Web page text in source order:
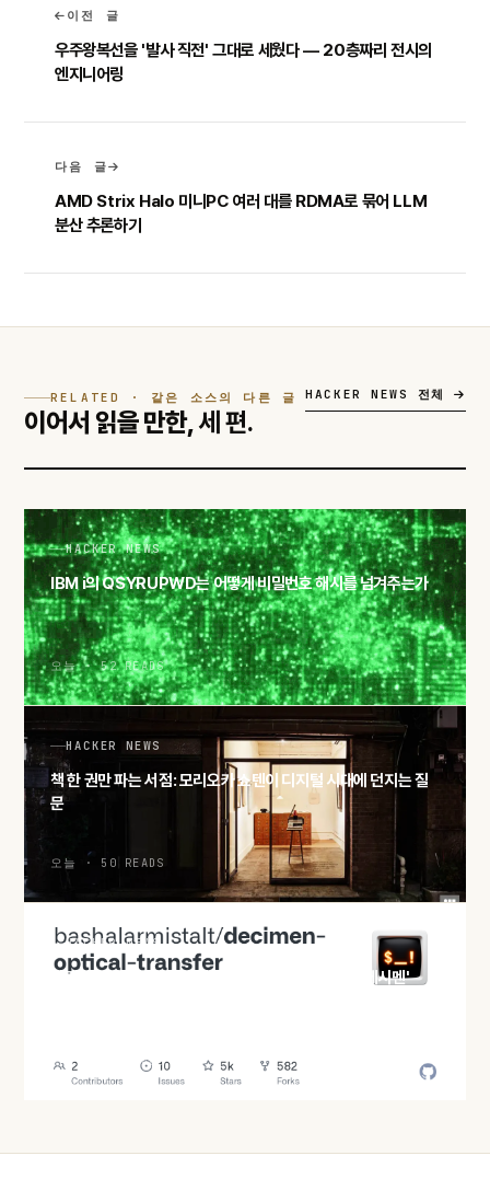
이전 글
우주왕복선을 '발사 직전' 그대로 세웠다 — 20층짜리 전시의
엔지니어링
다음 글
AMD Strix Halo 미니PC 여러 대를 RDMA로 묶어 LLM
분산 추론하기
RELATED · 같은 소스의 다른 글
이어서 읽을 만한,세 편.
HACKER NEWS 전체
HACKER NEWS
IBM i의 QSYRUPWD는 어떻게 비밀번호 해시를 넘겨주는가
오늘 · 52 READS
HACKER NEWS
책 한 권만 파는 서점: 모리오카 쇼텐이 디지털 시대에 던지는 질
문
오늘 · 50 READS
HACKER NEWS
화면과 카메라만으로 파일 전송, QR 분수코드 실험 '데시멘'
오늘 · 50 READS